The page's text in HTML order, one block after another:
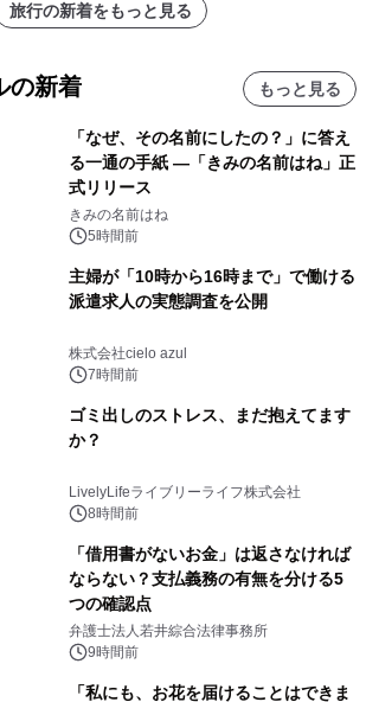
旅行の新着をもっと見る
の新着 もっと見る
「なぜ、その名前にしたの？」に答え
る一通の手紙 ―「きみの名前はね」正
式リリース
きみの名前はね
5時間前
主婦が「10時から16時まで」で働ける
派遣求人の実態調査を公開
株式会社cielo azul
7時間前
ゴミ出しのストレス、まだ抱えてます
か？
LivelyLifeライブリーライフ株式会社
8時間前
「借用書がないお金」は返さなければ
ならない？支払義務の有無を分ける5
つの確認点
弁護士法人若井綜合法律事務所
9時間前
「私にも、お花を届けることはできま